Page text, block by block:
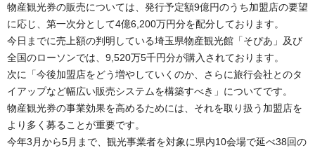
物産観光券の販売については、発行予定額9億円のうち加盟店の要望
に応じ、第一次分として4億6,200万円分を配分しております。
今日までに売上額の判明している埼玉県物産観光館「そぴあ」及び
全国のローソンでは、9,520万5千円分が購入されております。
次に「今後加盟店をどう増やしていくのか、さらに旅行会社とのタ
イアップなど幅広い販売システムを構築すべき」についてです。
物産観光券の事業効果を高めるためには、それを取り扱う加盟店を
より多く募ることが重要です。
今年3月から5月まで、観光事業者を対象に県内10会場で延べ38回の